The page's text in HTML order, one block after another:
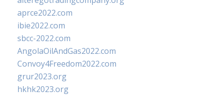
aprce2022.com
ibie2022.com
sbcc-2022.com
AngolaOilAndGas2022.com
Convoy4Freedom2022.com
grur2023.org
hkhk2023.org